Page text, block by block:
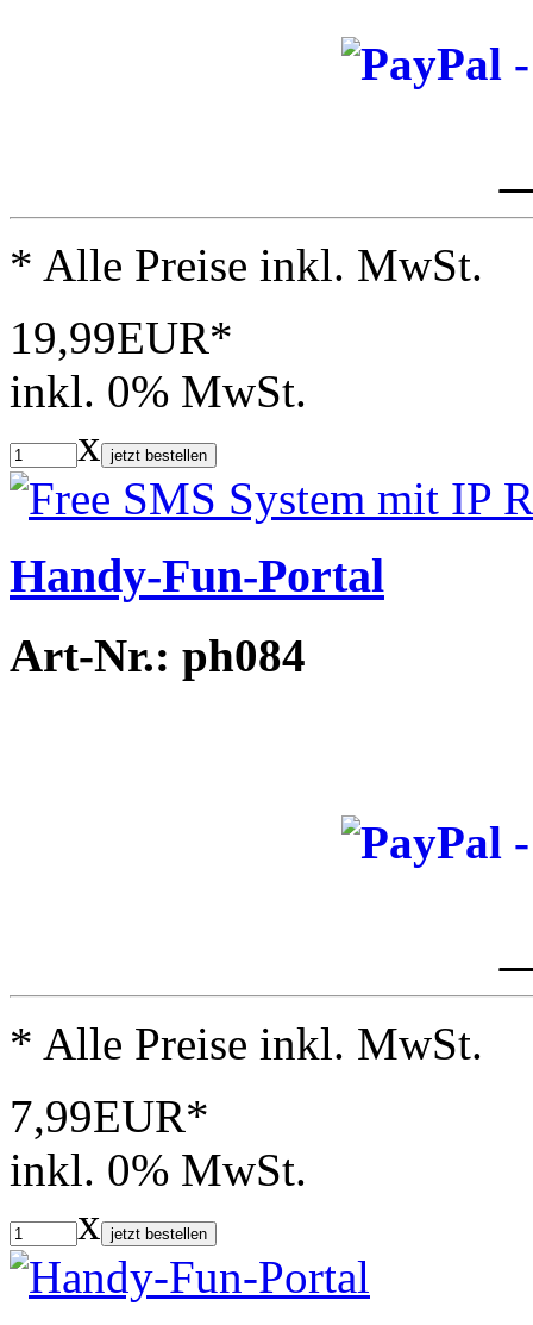
* Alle Preise inkl. MwSt.
19,99EUR*
inkl. 0% MwSt.
x jetzt bestellen
Handy-Fun-Portal
Art-Nr.: ph084
* Alle Preise inkl. MwSt.
7,99EUR*
inkl. 0% MwSt.
x jetzt bestellen